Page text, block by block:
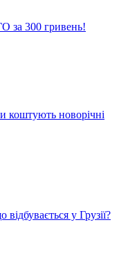
300 гривень!
коштують новорічні
у Грузії?